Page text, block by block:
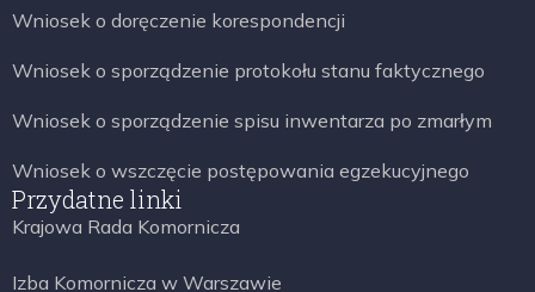
Wniosek o doręczenie korespondencji
Wniosek o sporządzenie protokołu stanu faktycznego
Wniosek o sporządzenie spisu inwentarza po zmarłym
Wniosek o wszczęcie postępowania egzekucyjnego
Przydatne linki
Krajowa Rada Komornicza
Izba Komornicza w Warszawie